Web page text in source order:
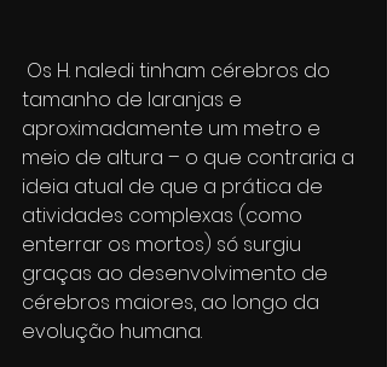
Os H. naledi tinham cérebros do
tamanho de laranjas e
aproximadamente um metro e
meio de altura – o que contraria a
ideia atual de que a prática de
atividades complexas (como
enterrar os mortos) só surgiu
graças ao desenvolvimento de
cérebros maiores, ao longo da
evolução humana.